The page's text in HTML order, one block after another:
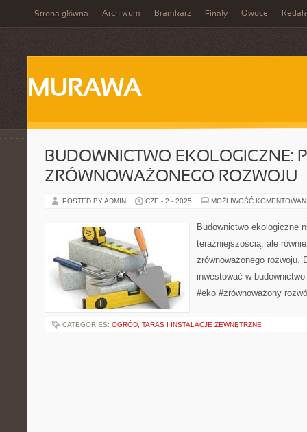
Strona główna Archiwum Bramkarz Finały Owoce
MURAWA
BUDOWNICTWO EKOLOGICZNE:
ZRÓWNOWAŻONEGO ROZWOJU
POSTED BY ADMIN CZE - 2 - 2025 MOŻLIWOŚĆ
Budownictwo ekologiczne
teraźniejszością, ale
zrównoważonego rozwoju.
inwestować w
#eko #zrównoważony
CATEGORIES: OGRÓD, TARAS I INSTALACJE ZEWNĘTRZNE